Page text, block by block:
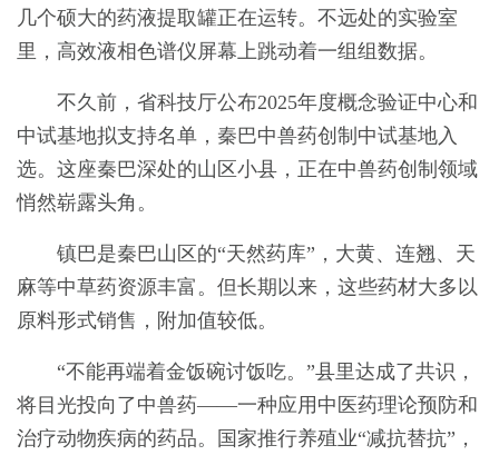
几个硕大的药液提取罐正在运转。不远处的实验室
里，高效液相色谱仪屏幕上跳动着一组组数据。
不久前，省科技厅公布2025年度概念验证中心和
中试基地拟支持名单，秦巴中兽药创制中试基地入
选。这座秦巴深处的山区小县，正在中兽药创制领域
悄然崭露头角。
镇巴是秦巴山区的“天然药库”，大黄、连翘、天
麻等中草药资源丰富。但长期以来，这些药材大多以
原料形式销售，附加值较低。
“不能再端着金饭碗讨饭吃。”县里达成了共识，
将目光投向了中兽药——一种应用中医药理论预防和
治疗动物疾病的药品。国家推行养殖业“减抗替抗”，